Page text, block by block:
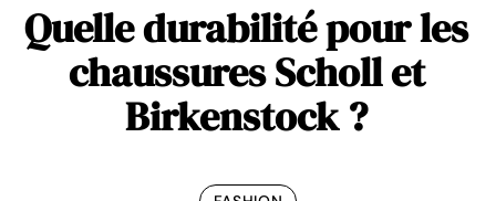
Quelle durabilité pour les
chaussures Scholl et
Birkenstock ?